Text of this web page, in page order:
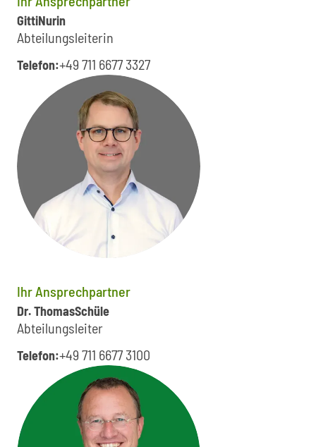
GittiNurin
Abteilungsleiterin
Telefon:+49 711 6677 3327
Ihr Ansprechpartner
Dr. ThomasSchüle
Abteilungsleiter
Telefon:+49 711 6677 3100